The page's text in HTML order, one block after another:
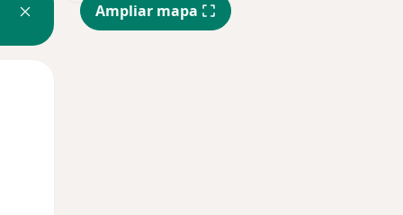
Ampliar mapa